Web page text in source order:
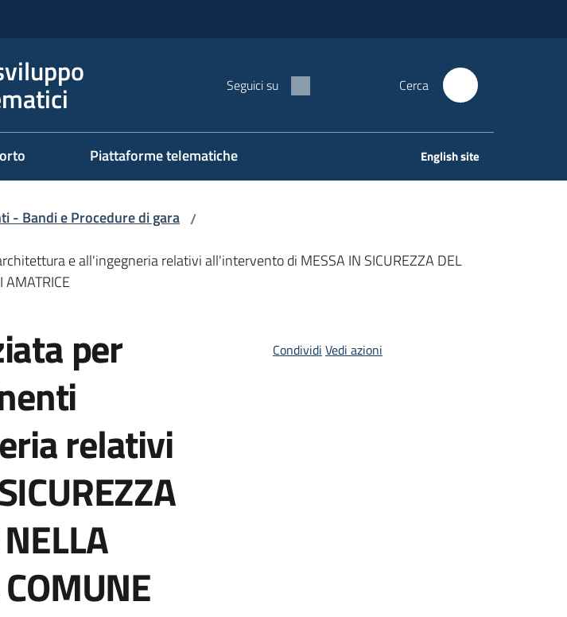
Seguici su Cerca
Piattaforme telematiche English site
- Bandi e Procedure di gara /
e all'ingegneria relativi all'intervento di MESSA IN SICUREZZA DEL
AMATRICE
per
relativi
Condividi Vedi azioni